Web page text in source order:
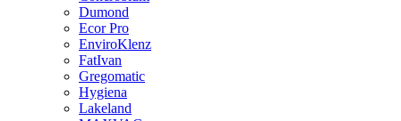
Dumond
Ecor Pro
EnviroKlenz
FatIvan
Gregomatic
Hygiena
Lakeland